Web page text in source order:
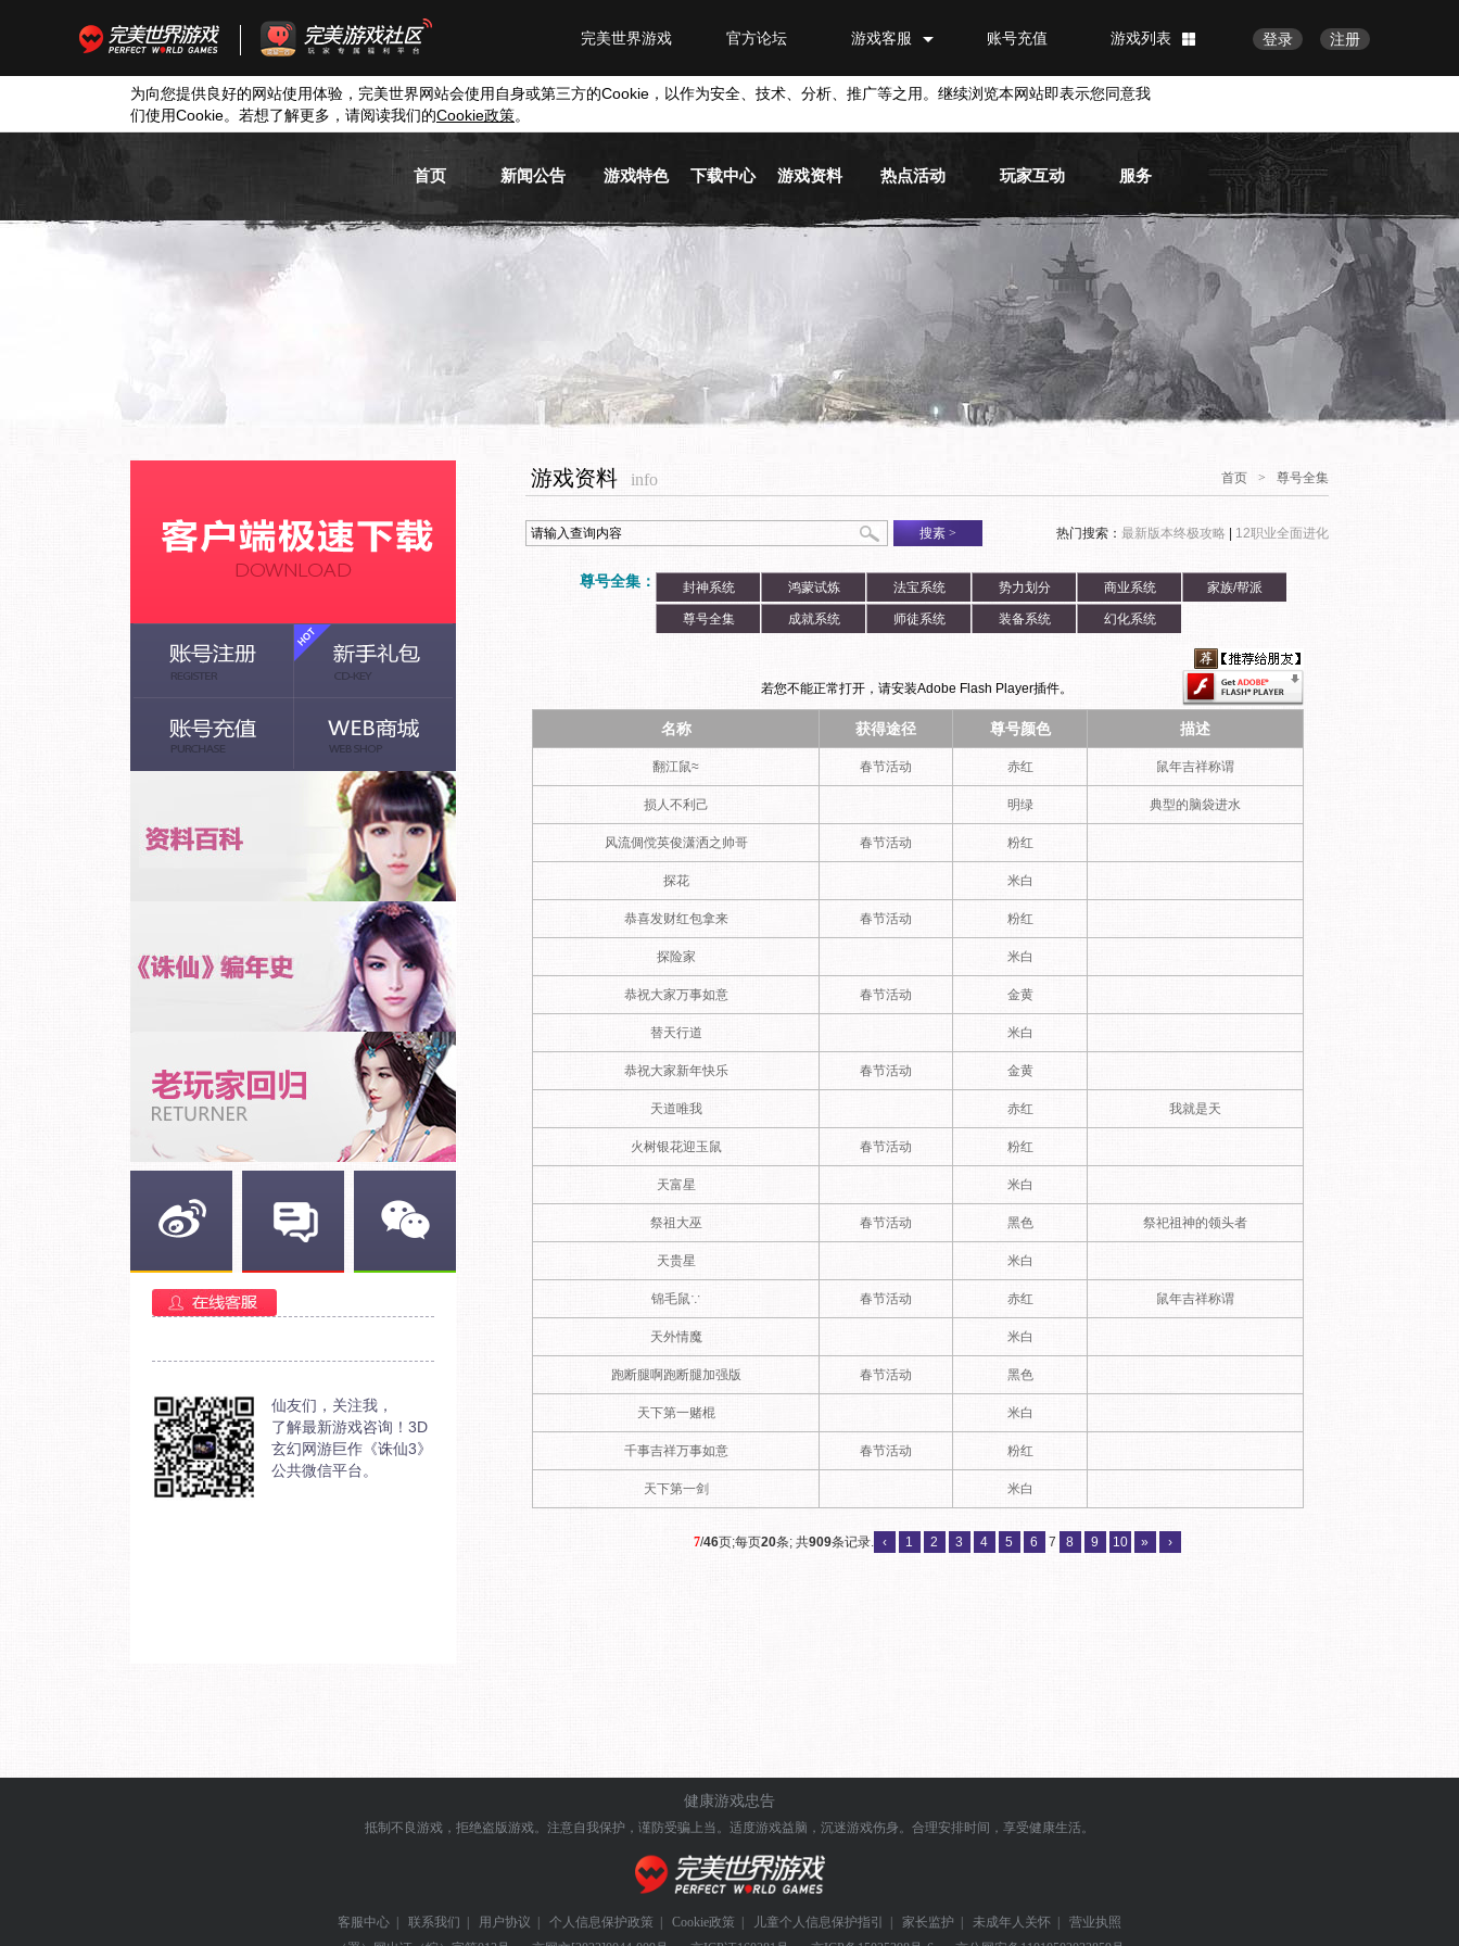
注册
登录
游戏列表
账号充值
游戏客服
官方论坛
完美世界游戏
为向您提供良好的网站使用体验，完美世界网站会使用自身或第三方的Cookie ，以作为安全、技术、分析、推广等之用。继续浏览本网站即表示您同意我
们使用Cookie。若想了解更多，请阅读我们的Cookie政策。
首页 新闻公告 游戏特色 下载中心 游戏资料 热点活动 玩家互动 服务
游戏新闻
活动信息
游戏背景
职业介绍
新手指南
活动专区
兑换平台
官方微博
常见问题
物品找回
账号安全
VIP会员
仙友们，关注我，
了解最新游戏咨询！3D
玄幻网游巨作《诛仙3》
公共微信平台。
首页 > 尊号全集
游戏资料 info
热门搜索： 最新版本终极攻略 12职业全面进化
搜素 >
尊号全集： 封神系统 鸿蒙试炼 法宝系统 势力划分 商业系统 家族/帮派
尊号全集 成就系统 师徒系统 装备系统 幻化系统
若您不能正常打开，请安装Adobe Flash Player插件。
名称 获得途径 尊号颜色 描述
翻江鼠≈ 春节活动 赤红 鼠年吉祥称谓
损人不利己 明绿 典型的脑袋进水
风流倜傥英俊潇洒之帅哥 春节活动 粉红
探花 米白
恭喜发财红包拿来 春节活动 粉红
探险家 米白
恭祝大家万事如意 春节活动 金黄
替天行道 米白
恭祝大家新年快乐 春节活动 金黄
天道唯我 赤红 我就是天
火树银花迎玉鼠 春节活动 粉红
天富星 米白
祭祖大巫 春节活动 黑色 祭祀祖神的领头者
天贵星 米白
锦毛鼠∵ 春节活动 赤红 鼠年吉祥称谓
天外情魔 米白
跑断腿啊跑断腿加强版 春节活动 黑色
天下第一赌棍 米白
千事吉祥万事如意 春节活动 粉红
天下第一剑 米白
7/46页;每页20条; 共909条记录. ‹ 1 2 3 4 5 6 7 8 9 10 » ›
健康游戏忠告
抵制不良游戏，拒绝盗版游戏。注意自我保护，谨防受骗上当。 适度游戏益脑，沉迷游戏伤身。合理安排时间，享受健康生活。
客服中心 | 联系我们 | 用户协议 | 个人信息保护政策 | Cookie政策 | 儿童个人信息保护指引 | 家长监护 | 未成年人关怀 |
营业执照